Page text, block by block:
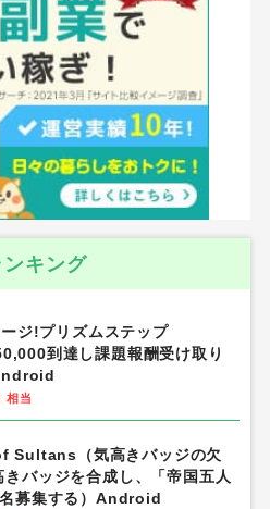
ンキング
ジ!プリズムステップ
到達し課題報酬受け取り
相当
Sultans（気高きバッジの欠
きバッジを合成し、「帝国五人
募集する）Android